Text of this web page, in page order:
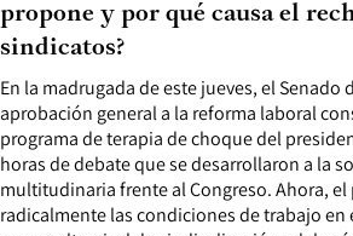
En la madrugada de este jueves, el Senado
aprobación general a la reforma laboral
programa de terapia de choque del
horas de debate que se desarrollaron a la
multitudinaria frente al Congreso. Ahora,
radicalmente las condiciones de trabajo en
propone y por qué causa el
sindicatos?